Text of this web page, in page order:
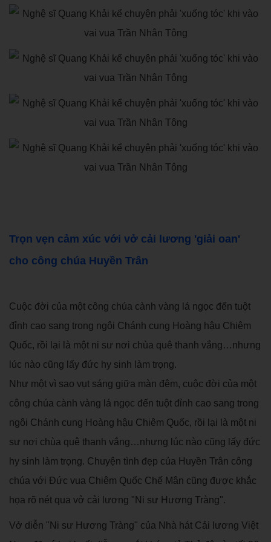
Trọn vẹn cảm xúc với vở cải lương 'giải oan'
cho công chúa Huyền Trân
Cuộc đời của một công chúa cành vàng lá ngọc đến tuột
đỉnh cao sang trong ngôi Chánh cung Hoàng hậu Chiêm
Quốc, rồi lại là một ni sư nơi chùa quê thanh vắng…nhưng
lúc nào cũng lấy đức hy sinh làm trọng.
Như một vì sao vụt sáng giữa màn đêm, cuộc đời của một
công chúa cành vàng lá ngọc đến tuột đỉnh cao sang trong
ngôi Chánh cung Hoàng hậu Chiêm Quốc, rồi lại là một ni
sư nơi chùa quê thanh vắng…nhưng lúc nào cũng lấy đức
hy sinh làm trọng. Chuyện tình đẹp của Huyền Trân công
chúa với Đức vua Chiêm Quốc Chế Mân cũng được khắc
họa rõ nét qua vở cải lương "Ni sư Hương Tràng".
Vở diễn "Ni sư Hương Tràng" của Nhà hát Cải lương Việt